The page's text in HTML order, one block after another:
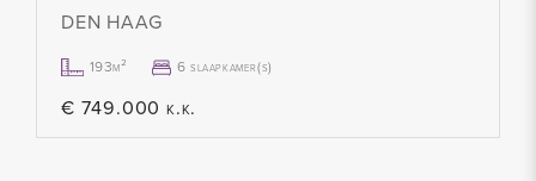
DEN HAAG
193m² 6 slaapkamer(s)
€ 749.000 k.k.